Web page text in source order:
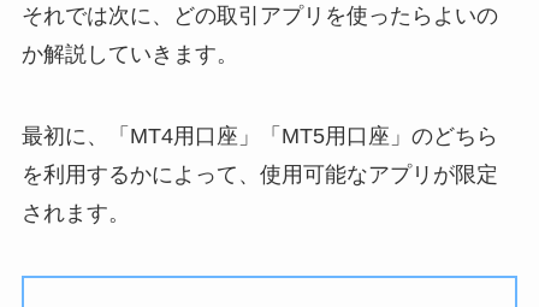
それでは次に、どの取引アプリを使ったらよいの
か解説していきます。
最初に、「MT4用口座」「MT5用口座」のどちら
を利用するかによって、使用可能なアプリが限定
されます。